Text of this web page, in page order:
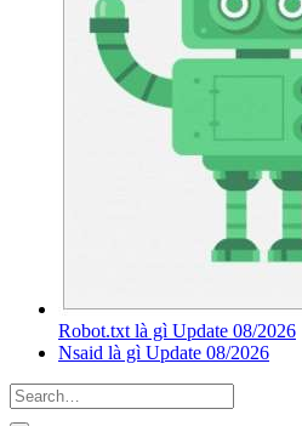
Robot.txt là gì Update 08/2026
Nsaid là gì Update 08/2026